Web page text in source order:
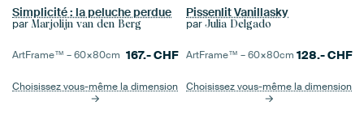
Simplicité : la peluche perdue
par Marjolijn van den Berg
ArtFrame™ –60×80cm 167.-CHF
Choisissez vous-même la dimension
Pissenlit Vanillasky
par Julia Delgado
ArtFrame™ –60×80cm 128.-CHF
Choisissez vous-même la dimension